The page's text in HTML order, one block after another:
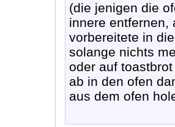
(die jenigen die
innere entfernen,
vorbereitete in
solange nichts
oder auf
ab in den ofen
aus dem ofen